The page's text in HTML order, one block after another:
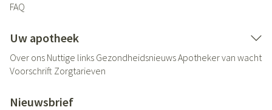
FAQ
Uw apotheek
Over ons Nuttige links GezondheidsnieuwsApotheker van wacht
Voorschrift Zorgtarieven
Nieuwsbrief